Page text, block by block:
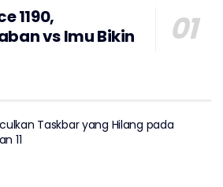
1190,
vs Imu Bikin
Taskbar yang Hilang pada
11